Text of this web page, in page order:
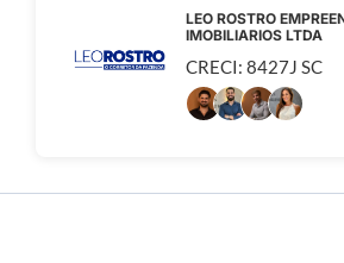
LEO ROSTRO
IMOBILIARIOS LTDA
CRECI: 8427J SC